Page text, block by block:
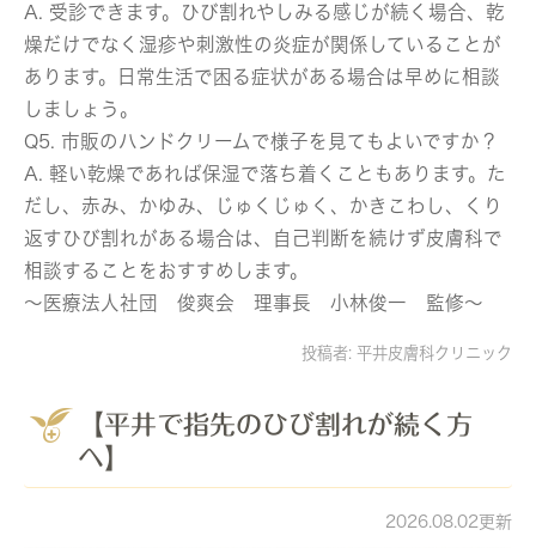
A. 受診できます。ひび割れやしみる感じが続く場合、乾
燥だけでなく湿疹や刺激性の炎症が関係していることが
あります。日常生活で困る症状がある場合は早めに相談
しましょう。
Q5. 市販のハンドクリームで様子を見てもよいですか？
A. 軽い乾燥であれば保湿で落ち着くこともあります。た
だし、赤み、かゆみ、じゅくじゅく、かきこわし、くり
返すひび割れがある場合は、自己判断を続けず皮膚科で
相談することをおすすめします。
～医療法人社団 俊爽会 理事長 小林俊一 監修～
投稿者: 平井皮膚科クリニック
【平井で指先のひび割れが続く方
へ】
2026.08.02更新